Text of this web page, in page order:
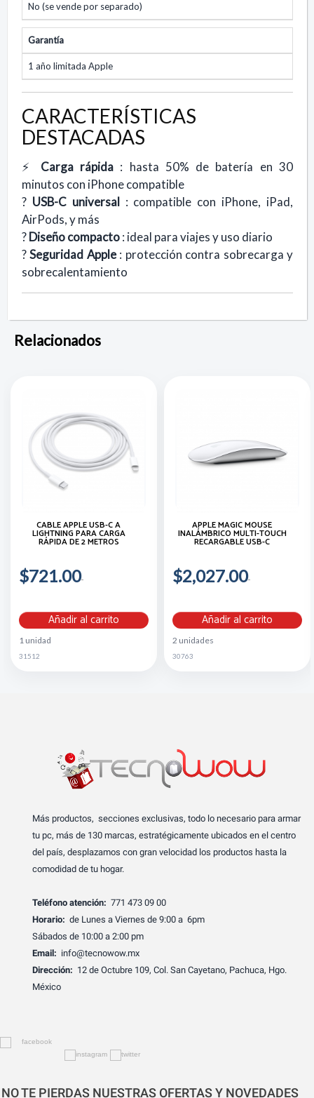
No (se vende por separado)
Garantía
1 año limitada Apple
CARACTERÍSTICAS
DESTACADAS
⚡ Carga rápida : hasta 50% de batería en 30
minutos con iPhone compatible
? USB-C universal : compatible con iPhone, iPad,
AirPods, y más
?Diseño compacto: ideal para viajes y uso diario
?Seguridad Apple: protección contra sobrecarga y
sobrecalentamiento
Relacionados
CABLE APPLE USB-C A
LIGHTNING PARA CARGA
RÁPIDA DE 2 METROS
$721.00
Añadir al carrito
1 unidad
31512
APPLE MAGIC MOUSE
INALÁMBRICO MULTI-TOUCH
RECARGABLE USB-C
$2,027.00
Añadir al carrito
2 unidades
30763
Más productos, secciones exclusivas, todo lo necesario para armar
tu pc, más de 130 marcas, estratégicamente ubicados en el centro
del país, desplazamos con gran velocidad los productos hasta la
comodidad de tu hogar.
Teléfono atención: 771 473 09 00
Horario: de Lunes a Viernes de 9:00 a 6pm
Sábados de 10:00 a 2:00 pm
Email: info@tecnowow.mx
Dirección: 12 de Octubre 109, Col. San Cayetano, Pachuca, Hgo.
México
NO TE PIERDAS NUESTRAS OFERTAS Y NOVEDADES